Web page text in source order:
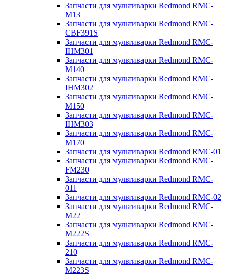
Запчасти для мультиварки Redmond RMC-
M13
Запчасти для мультиварки Redmond RMC-
CBF391S
Запчасти для мультиварки Redmond RMC-
IHM301
Запчасти для мультиварки Redmond RMC-
M140
Запчасти для мультиварки Redmond RMC-
IHM302
Запчасти для мультиварки Redmond RMC-
M150
Запчасти для мультиварки Redmond RMC-
IHM303
Запчасти для мультиварки Redmond RMC-
M170
Запчасти для мультиварки Redmond RMC-01
Запчасти для мультиварки Redmond RMC-
FM230
Запчасти для мультиварки Redmond RMC-
011
Запчасти для мультиварки Redmond RMC-02
Запчасти для мультиварки Redmond RMC-
M22
Запчасти для мультиварки Redmond RMC-
M222S
Запчасти для мультиварки Redmond RMC-
210
Запчасти для мультиварки Redmond RMC-
M223S